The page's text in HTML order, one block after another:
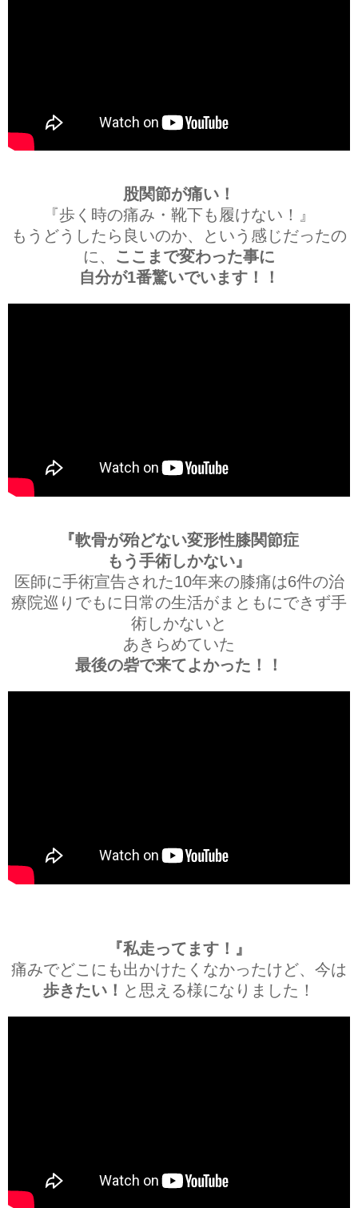
股関節が痛い！
『歩く時の痛み・靴下も履けない！』
もうどうしたら良いのか、という感じだったの
に、 ここまで変わった事に
自分が1番驚いでいます！！
『軟骨が殆どない変形性膝関節症
もう手術しかない』
医師に手術宣告された10年来の膝痛は6件の治
療院巡りでもに日常の生活がまともにできず手
術しかないと
あきらめていた
最後の砦で来てよかった！！
『私走ってます！』
痛みでどこにも出かけたくなかったけど、今は
歩きたい！ と思える様になりました！